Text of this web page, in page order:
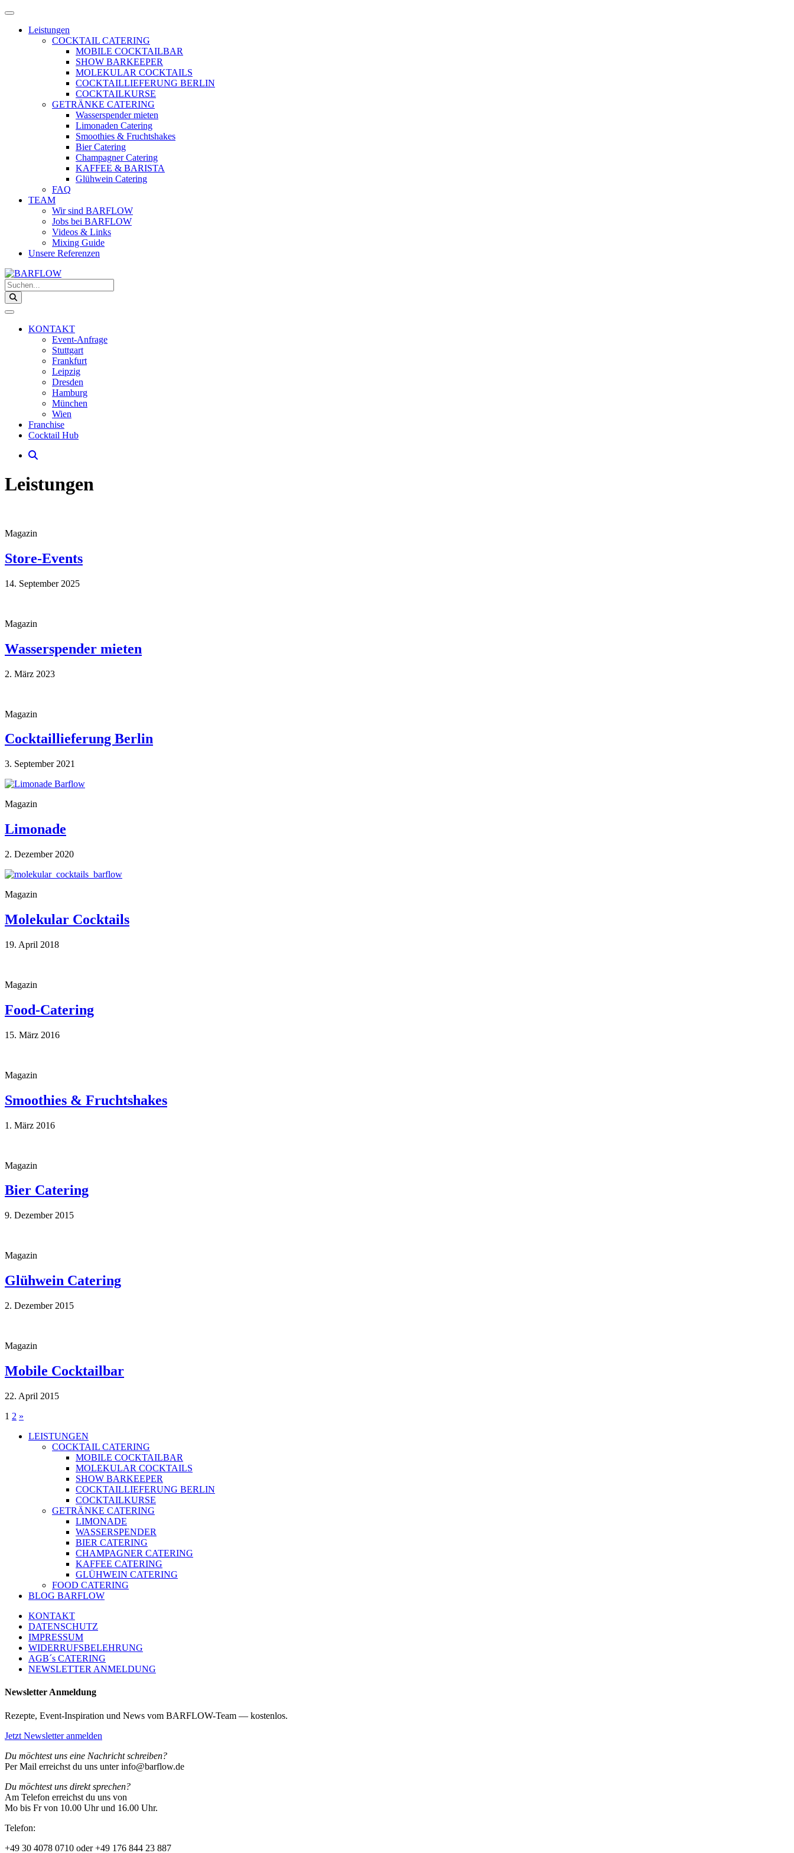
Zum
springen
Menü
öffnenLeistungen
COCKTAIL CATERING
MOBILE COCKTAILBAR
SHOW BARKEEPER
MOLEKULAR COCKTAILS
COCKTAILLIEFERUNG BERLIN
COCKTAILKURSE
GETRÄNKE CATERING
Wasserspender mieten
Limonaden Catering
Smoothies & Fruchtshakes
Bier Catering
Champagner Catering
KAFFEE & BARISTA
Glühwein Catering
FAQ
TEAM
Wir sind BARFLOW
Jobs bei BARFLOW
Videos & Links
Mixing Guide
Unsere Referenzen
Suchen...
KONTAKT
Event-Anfrage
Stuttgart
Frankfurt
Leipzig
Dresden
Hamburg
München
Wien
Franchise
Cocktail Hub
Leistungen
Magazin
Store-Events
14. September 2025
Magazin
Wasserspender mieten
2. März 2023
Magazin
Cocktaillieferung Berlin
3. September 2021
Magazin
Limonade
2. Dezember 2020
Magazin
Molekular Cocktails
19. April 2018
Magazin
Food-Catering
15. März 2016
Magazin
Smoothies & Fruchtshakes
1. März 2016
Magazin
Bier Catering
9. Dezember 2015
Magazin
Glühwein Catering
2. Dezember 2015
Magazin
Mobile Cocktailbar
22. April 2015
Seitennummerierung
der
Beiträge
1 2 »
LEISTUNGEN
COCKTAIL CATERING
MOBILE COCKTAILBAR
MOLEKULAR COCKTAILS
SHOW BARKEEPER
COCKTAILLIEFERUNG BERLIN
COCKTAILKURSE
GETRÄNKE CATERING
LIMONADE
WASSERSPENDER
BIER CATERING
CHAMPAGNER CATERING
KAFFEE CATERING
GLÜHWEIN CATERING
FOOD CATERING
BLOG BARFLOW
KONTAKT
DATENSCHUTZ
IMPRESSUM
WIDERRUFSBELEHRUNG
AGB´s CATERING
NEWSLETTER ANMELDUNG
Newsletter Anmeldung
Rezepte, Event-Inspiration und News vom BARFLOW-Team — kostenlos.
Jetzt Newsletter anmelden
Du möchtest uns eine Nachricht schreiben?
Per Mail erreichst du uns unter info@barflow.de
Du möchtest uns direkt sprechen?
Am Telefon erreichst du uns von
Mo bis Fr von 10.00 Uhr und 16.00 Uhr.
Telefon:
+49 30 4078 0710 oder +49 176 844 23 887